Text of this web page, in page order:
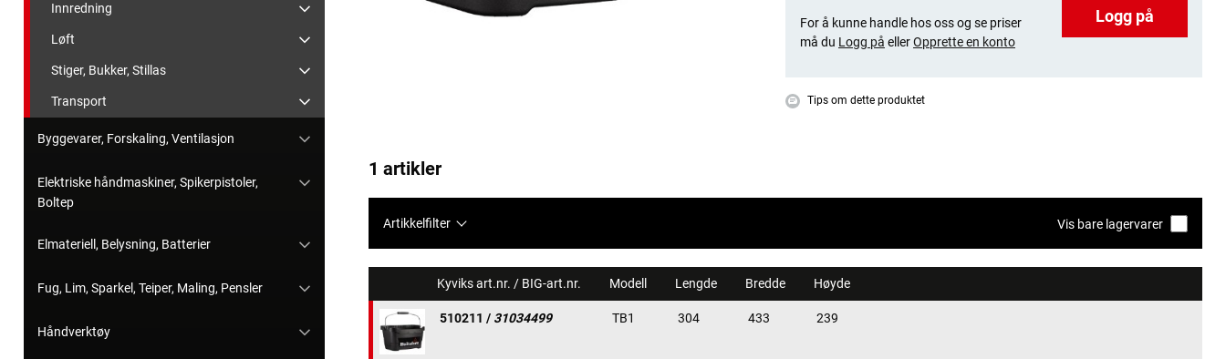
Innredning
Løft
Stiger, Bukker, Stillas
Transport
Byggevarer, Forskaling, Ventilasjon
Elektriske håndmaskiner, Spikerpistoler,
Boltep
Elmateriell, Belysning, Batterier
Fug, Lim, Sparkel, Teiper, Maling, Pensler
Håndverktøy
For å kunne handle hos oss og se priser
må du Logg på ellerOpprette en konto
Logg på
Tips om dette produktet
1 artikler
Artikkelfilter Vis bare lagervarer
Kyviks art.nr. / BIG-art.nr. Modell Lengde Bredde Høyde
510211 / 31034499 TB1 304 433 239